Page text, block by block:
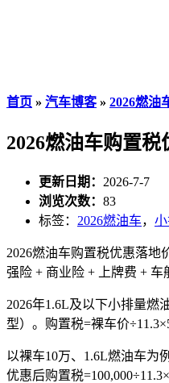
首页 » 汽车博客» 2026燃油
2026燃油车购置
更新日期： 2026-7-7
浏览次数： 83
标签： 2026燃油车，
2026燃油车购置税优惠落地
强险 + 商业险 + 上牌费 + 车
2026年1.6L及以下小排量燃
型）。购置税=裸车价
以裸车10万、1.6L燃油车为例
优惠后购置税